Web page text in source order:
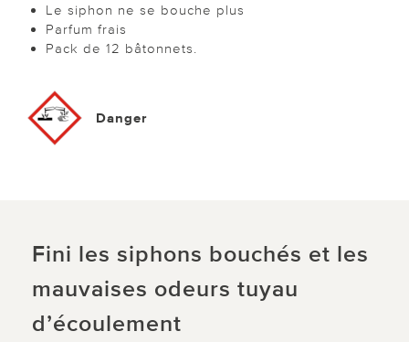
Le siphon ne se bouche plus
Parfum frais
Pack de 12 bâtonnets.
Danger
Fini les siphons bouchés et les
mauvaises odeurs tuyau
d’écoulement